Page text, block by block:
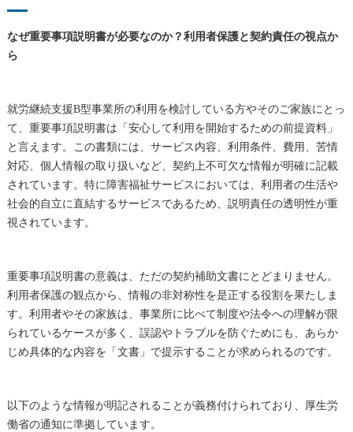
なぜ重要事項説明書が必要なのか？利用者保護と契約責任の視点か
ら
就労継続支援B型事業所の利用を検討している方やそのご家族にとっ
て、重要事項説明書は「安心して利用を開始するための前提資料」
と言えます。この書類には、サービス内容、利用条件、費用、苦情
対応、個人情報の取り扱いなど、契約上不可欠な情報が明確に記載
されています。特に障害福祉サービスにおいては、利用者の生活や
社会的自立に直結するサービスであるため、説明責任の透明性が重
視されています。
重要事項説明書の意義は、ただの契約補助文書にとどまりません。
利用者保護の観点から、情報の非対称性を是正する役割を果たしま
す。利用者やその家族は、事業所に比べて制度や法令への理解が限
られているケースが多く、誤認やトラブルを防ぐためにも、あらか
じめ具体的な内容を「文書」で提示することが求められるのです。
以下のような情報が明記されることが義務付けられており、厚生労
働省の通知に準拠しています。